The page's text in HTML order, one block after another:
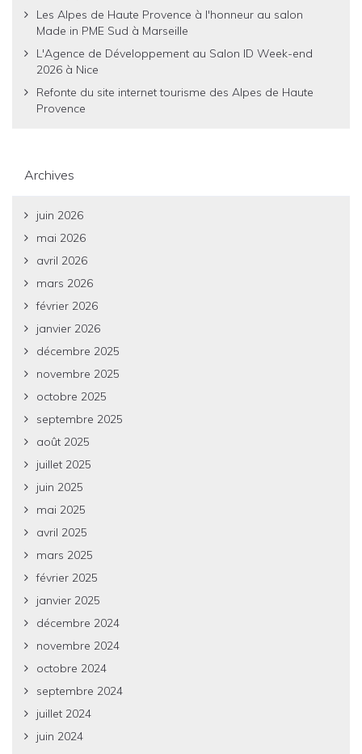
Les Alpes de Haute Provence à l'honneur au salon
Made in PME Sud à Marseille
L'Agence de Développement au Salon ID Week-end
2026 à Nice
Refonte du site internet tourisme des Alpes de Haute
Provence
Archives
juin 2026
mai 2026
avril 2026
mars 2026
février 2026
janvier 2026
décembre 2025
novembre 2025
octobre 2025
septembre 2025
août 2025
juillet 2025
juin 2025
mai 2025
avril 2025
mars 2025
février 2025
janvier 2025
décembre 2024
novembre 2024
octobre 2024
septembre 2024
juillet 2024
juin 2024